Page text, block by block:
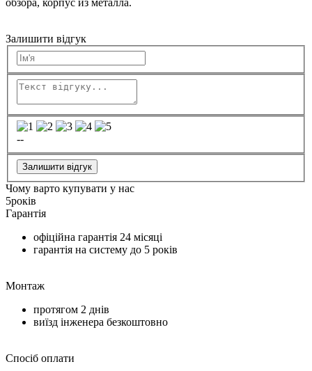
обзора, корпус из металла.
Залишити відгук
--
Залишити відгук
Чому варто купувати у нас
5років
Гарантія
офіційна гарантія 24 місяці
гарантія на систему до 5 років
Монтаж
протягом 2 днів
виїзд інженера безкоштовно
Спосіб оплати